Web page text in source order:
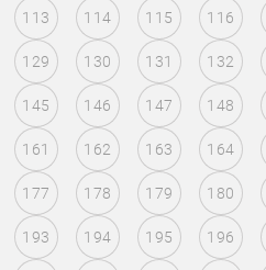
113 114 115 116
129 130 131 132
145 146 147 148
161 162 163 164
177 178 179 180
193 194 195 196